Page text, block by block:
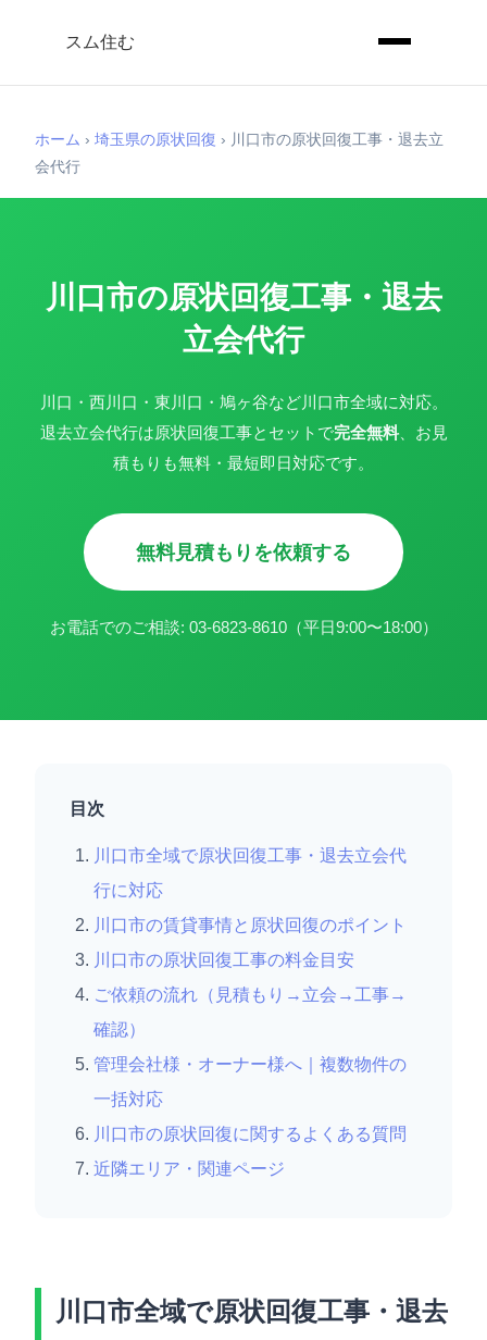
スム住む
ホーム › 埼玉県の原状回復 › 川口市の原状回復工事・退去立
会代行
川口市の原状回復工事・退去
立会代行
川口・西川口・東川口・鳩ヶ谷など川口市全域に対応。
退去立会代行は原状回復工事とセットで完全無料、お見
積もりも無料・最短即日対応です。
無料見積もりを依頼する
お電話でのご相談: 03-6823-8610（平日9:00〜18:00）
目次
川口市全域で原状回復工事・退去立会代
行に対応
川口市の賃貸事情と原状回復のポイント
川口市の原状回復工事の料金目安
ご依頼の流れ（見積もり→立会→工事→
確認）
管理会社様・オーナー様へ｜複数物件の
一括対応
川口市の原状回復に関するよくある質問
近隣エリア・関連ページ
川口市全域で原状回復工事・退去